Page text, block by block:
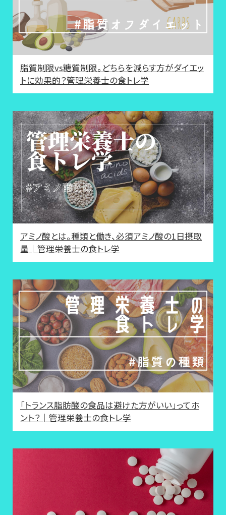
脂質制限vs糖質制限。どちらを減らす方がダイエッ
トに効果的？管理栄養士の食トレ学
アミノ酸とは。種類と働き、必須アミノ酸の1日摂取
量│管理栄養士の食トレ学
「トランス脂肪酸の食品は避けた方がいい」ってホ
ント？│管理栄養士の食トレ学